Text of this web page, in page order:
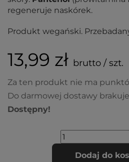
regeneruje naskórek.
Produkt wegański.
13,99 zł brutto / szt.
Za ten produkt nie ma
Do darmowej dostawy
Dostępny!
Dodaj do